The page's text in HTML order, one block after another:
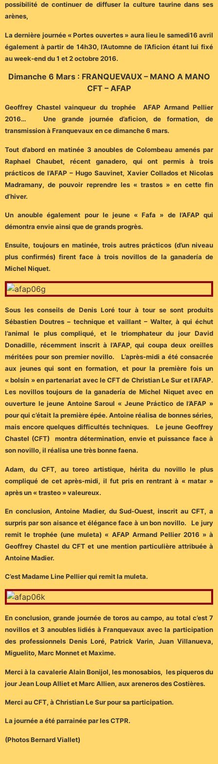
possibilité de continuer de diffuser la culture taurine dans ses
arènes,
La dernière journée « Portes ouvertes » aura lieu le samedi16 avril
également à partir de 14h30, l’Automne de l’Aficion étant lui fixé
au week-end du 1 et 2 octobre 2016.
Dimanche 6 Mars : FRANQUEVAUX – MANO A MANO
CFT – AFAP
Geoffrey Chastel vainqueur du trophée AFAP Armand Pellier
2016… Une grande journée d’aficion, de formation, de
transmission à Franquevaux en ce dimanche 6 mars.
Tout d’abord en matinée 3 anoubles de Colombeau amenés par
Raphael Chaubet, récent ganadero, qui ont permis à trois
prácticos de l’AFAP – Hugo Sauvinet, Xavier Collados et Nicolas
Madramany, de pouvoir reprendre les « trastos » en cette fin
d’hiver.
Un anouble également pour le jeune « Fafa » de l’AFAP qui
démontra envie ainsi que de grands progrès.
Ensuite, toujours en matinée, trois autres prácticos (d’un niveau
plus confirmés) firent face à trois novillos de la ganadería de
Michel Niquet.
Sous les conseils de Denis Loré tour à tour se sont produits
Sébastien Doutres – technique et vaillant – Walter, à qui échut
l’animal le plus compliqué, et le triomphateur du jour David
Donadille, récemment inscrit à l’AFAP, qui coupa deux oreilles
méritées pour son premier novillo. L’après-midi a été consacrée
aux jeunes qui sont en formation, et pour la première fois un
« bolsín » en partenariat avec le CFT de Christian Le Sur et l’AFAP.
Les novillos toujours de la ganadería de Michel Niquet avec en
ouverture le jeune Antoine Saroul « Jeune Práctico de l’AFAP »
pour qui c’était la première épée. Antoine réalisa de bonnes séries,
mais encore quelques difficultés techniques. Le jeune Geoffrey
Chastel (CFT) montra détermination, envie et puissance face à
son novillo, il réalisa une très bonne faena.
Adam, du CFT, au toreo artistique, hérita du novillo le plus
compliqué de cet après-midi, il fut pris en rentrant à « matar »
après un « trasteo » valeureux.
En conclusion, Antoine Madier, du Sud-Ouest, inscrit au CFT, a
surpris par son aisance et élégance face à un bon novillo. Le jury
remit le trophée (une muleta) « AFAP Armand Pellier 2016 » à
Geoffrey Chastel du CFT et une mention particulière attribuée à
Antoine Madier.
C’est Madame Line Pellier qui remit la muleta.
En conclusion, grande journée de toros au campo, au total c’est 7
novillos et 3 anoubles lidiés à Franquevaux avec la participation
des professionnels Denis Loré, Patrick Varin, Juan Villanueva,
Miguelito, Marc Monnet et Maxime.
Merci à la cavalerie Alain Bonijol, les monosabios, les piqueros du
jour Jean Loup Alliet et Marc Allien, aux areneros des Costières.
Merci au CFT, à Christian Le Sur pour sa participation.
La journée a été parrainée par les CTPR.
(Photos Bernard Viallet)